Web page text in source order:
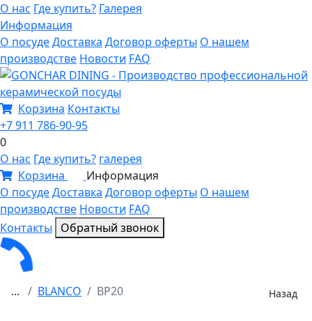
О нас Где купить? Галерея
Информация
О посудеДоставка Договор оферты О нашем
производстве Новости FAQ
Корзина Контакты
+7 911 786-90-95
0
О нас Где купить? галерея
Корзина
Информация
О посудеДоставка Договор оферты О нашем
производстве Новости FAQ
Контакты
Обратный звонок
... BLANCO BP20 Назад